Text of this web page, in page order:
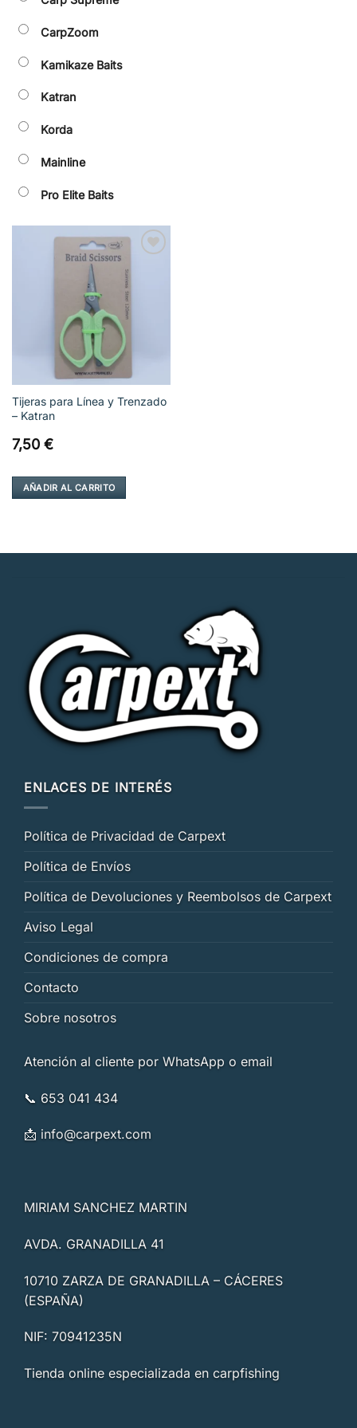
CarpZoom
Kamikaze Baits
Katran
Korda
Mainline
Pro Elite Baits
Tijeras para Línea y Trenzado
– Katran
7,50 €
AÑADIR AL CARRITO
ENLACES DE INTERÉS
Política de Privacidad de Carpext
Política de Envíos
Política de Devoluciones y Reembolsos de Carpext
Aviso Legal
Condiciones de compra
Contacto
Sobre nosotros
Atención al cliente por WhatsApp o email
📞 653 041 434
📩 info@carpext.com
MIRIAM SANCHEZ MARTIN
AVDA. GRANADILLA 41
10710 ZARZA DE GRANADILLA – CÁCERES
(ESPAÑA)
NIF: 70941235N
Tienda online especializada en carpfishing